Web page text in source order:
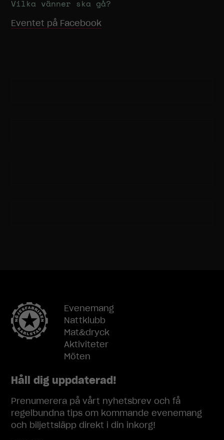
Vilka vänner ska gå?
Eventet på Facebook
Evenemang
Nattklubb
Mat&dryck
Aktiviteter
Möten
Håll dig uppdaterad!
Prenumerera på vårt nyhetsbrev och få
regelbundna tips om kommande evenemang
och biljettsläpp direkt i din inkorg!